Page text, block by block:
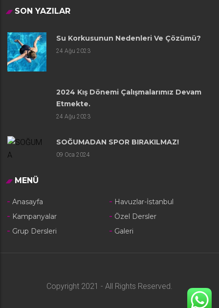
SON YAZILAR
Su Korkusunun Nedenleri Ve Çözümü?
24 Ağu 2023
2024 Kış Dönemi Çalışmalarımız Devam
Etmekte.
24 Ağu 2023
SOĞUMADAN SPOR BIRAKILMAZ!
09 Oca 2024
MENÜ
Anasayfa
Havuzlar-İstanbul
Kampanyalar
Özel Dersler
Grup Dersleri
Galeri
Copyright 2021 - All Rights Reserved.